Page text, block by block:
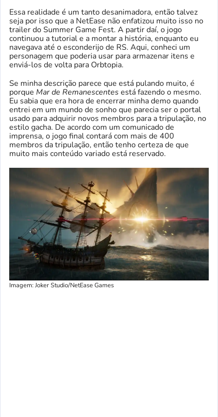
Essa realidade é um tanto desanimadora, então talvez
seja por isso que a NetEase não enfatizou muito isso no
trailer do Summer Game Fest. A partir daí, o jogo
continuou a tutorial e a montar a história, enquanto eu
navegava até o esconderijo de RS. Aqui, conheci um
personagem que poderia usar para armazenar itens e
enviá-los de volta para Orbtopia.
Se minha descrição parece que está pulando muito, é
porque Mar de Remanescentes está fazendo o mesmo.
Eu sabia que era hora de encerrar minha demo quando
entrei em um mundo de sonho que parecia ser o portal
usado para adquirir novos membros para a tripulação, no
estilo gacha. De acordo com um comunicado de
imprensa, o jogo final contará com mais de 400
membros da tripulação, então tenho certeza de que
muito mais conteúdo variado está reservado.
Imagem: Joker Studio/NetEase Games